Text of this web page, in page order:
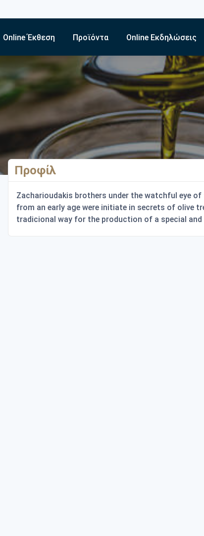
Online Έκθεση Προϊόντα Online Εκδηλώσεις
Προφίλ
Zacharioudakis brothers under the watchful eye
from an early age were initiate in secrets of olive
tradicional way for the production of a special and